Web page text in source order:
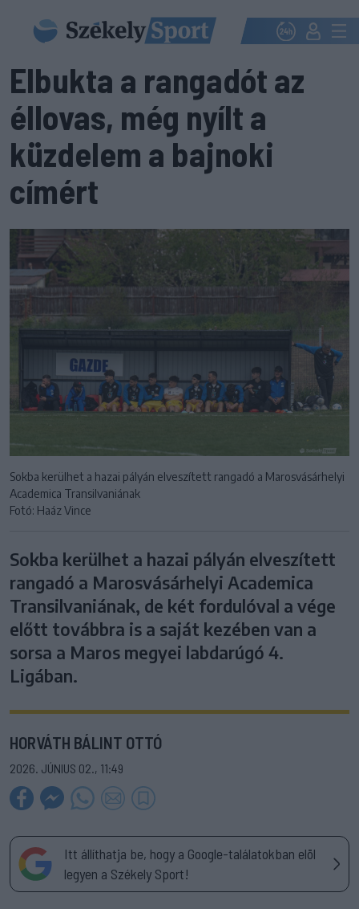
Elbukta a rangadót az
éllovas, még nyílt a
küzdelem a bajnoki
címért
Sokba kerülhet a hazai pályán elveszített rangadó a Marosvásárhelyi
Academica Transilvaniának
Fotó: Haáz Vince
Sokba kerülhet a hazai pályán elveszített
rangadó a Marosvásárhelyi Academica
Transilvaniának, de két fordulóval a vége
előtt továbbra is a saját kezében van a
sorsa a Maros megyei labdarúgó 4.
Ligában.
HORVÁTH BÁLINT OTTÓ
2026. JÚNIUS 02., 11:49
Itt állíthatja be, hogy a Google-találatokban elöl
legyen a Székely Sport!